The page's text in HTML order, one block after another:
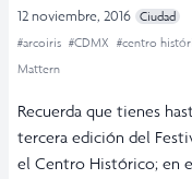
12 noviembre, 2016 Ciudad
#arcoiris #CDMX #centro
Mattern
Recuerda que tienes
tercera edición del
el Centro Histórico; en